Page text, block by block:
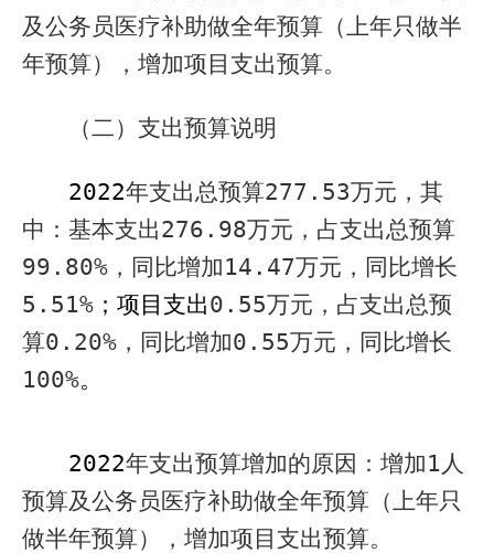
及公务员医疗补助做全年预算（上年只做半
年预算），增加项目支出预算。
（二）支出预算说明
2022年支出总预算277.53万元，其
中：基本支出276.98万元，占支出总预算
99.80% ， 同比增加14.47万元，同比增长
5.51% ；项目支出0.55万元，占支出总预
算0.20% ， 同比增加0.55万元，同比增长
100%。
2022年支出预算增加的原因：增加1人
预算及公务员医疗补助做全年预算（上年只
做半年预算），增加项目支出预算。